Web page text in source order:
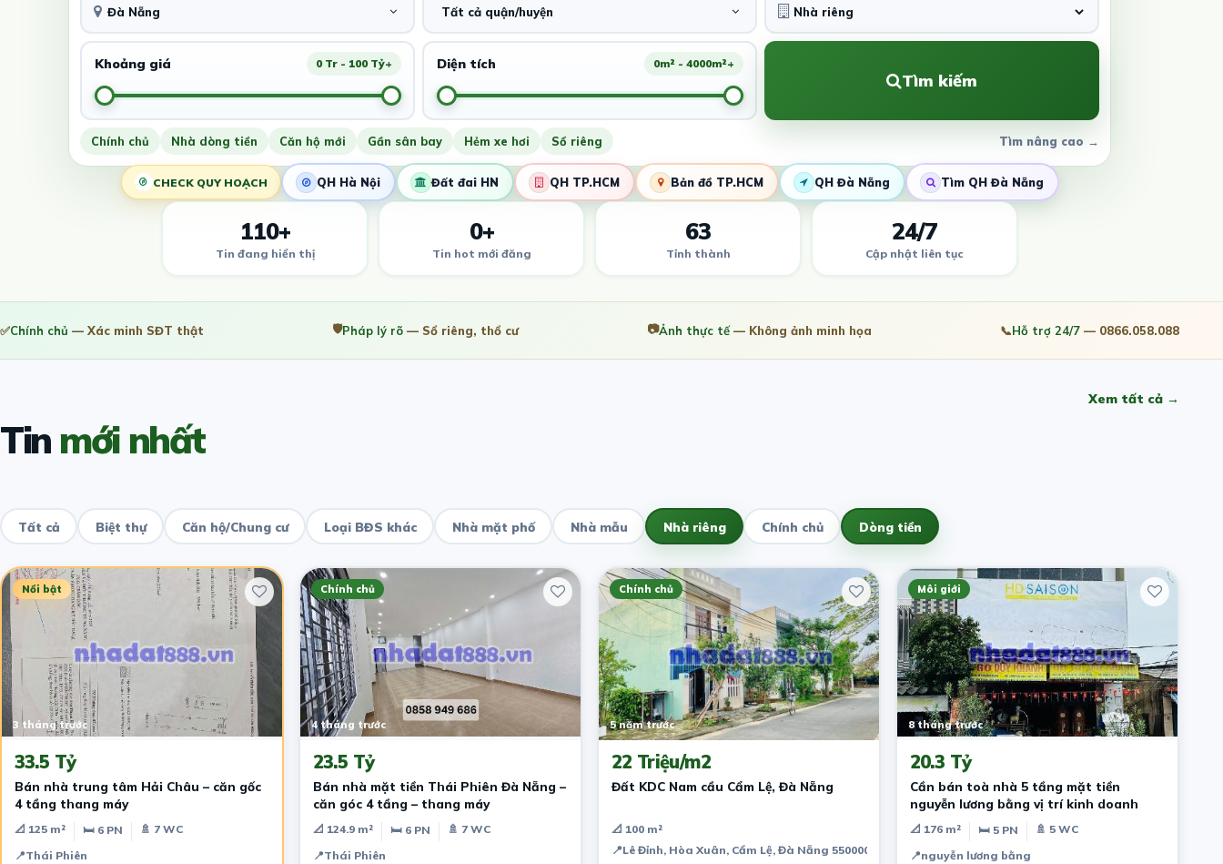
Đà Nẵng Tất cả quận/huyện
Khoảng giá 0 Tr - 100 Tỷ+ Diện tích 0m² - 4000m²+
Tìm kiếm
Chính chủ Nhà dòng tiền Căn hộ mới Gần sân bay Hẻm xe hơi Sổ riêng Tìm nâng cao →
CHECK QUY HOẠCH QH Hà Nội Đất đai HN QH TP.HCM Bản đồ TP.HCM QH Đà Nẵng Tìm QH Đà Nẵng
110+
Tin đang hiển thị
0+
Tin hot mới đăng
63
Tỉnh thành
24/7
Cập nhật liên tục
✅Chính chủ — Xác minh SĐT thật 🛡️Pháp lý rõ — Sổ riêng, thổ cư 📷Ảnh thực tế— Không ảnh minh họa 📞Hỗ trợ 24/7 — 0866.058.088
Tinmới nhất
Xem tất cả →
Tất cả Biệt thự Căn hộ/Chung cư Loại BĐS khác Nhà mặt phố Nhà mẫu Nhà riêng Chính chủ Dòng tiền
Nổi bật
3 tháng trước
33.5 Tỷ
Bán nhà trung tâm Hải Châu – căn gốc
4 tầng thang máy
📐 125 m² 🛏 6 PN
🚿 7 WC
📍Thái Phiên
Chính chủ
4 tháng trước
23.5 Tỷ
Bán nhà mặt tiền Thái Phiên Đà Nẵng –
căn góc 4 tầng – thang máy
📐 124.9 m² 🛏 6 PN
🚿 7 WC
📍Thái Phiên
Chính chủ
5 năm trước
22 Triệu/m2
Đất KDC Nam cầu Cẩm Lệ, Đà Nẵng
📐 100 m²
📍Lê Đỉnh, Hòa Xuân, Cẩm Lệ, Đà Nẵng 550000, Vietnam
Môi giới
8 tháng trước
20.3 Tỷ
Cần bán toà nhà 5 tầng mặt tiền
nguyễn lương bằng vị trí kinh doanh
📐 176 m² 🛏 5 PN
🚿 5 WC
📍nguyễn lương bằng